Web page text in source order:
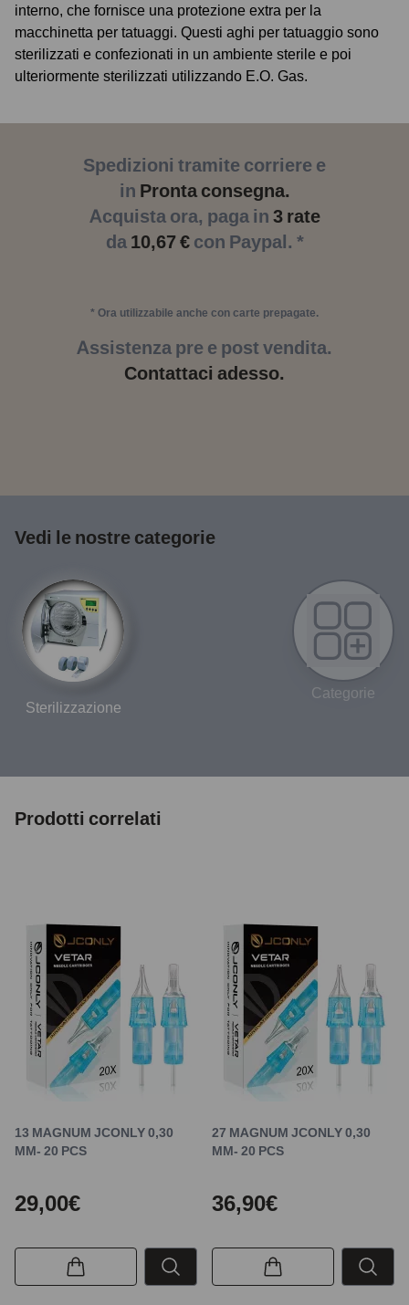
interno, che fornisce una protezione extra per la
macchinetta per tatuaggi. Questi aghi per tatuaggio sono
sterilizzati e confezionati in un ambiente sterile e poi
ulteriormente sterilizzati utilizzando E.O. Gas.
Spedizioni tramite corriere e
in Pronta consegna.
Acquista ora, paga in 3 rate
da 10,67 €con Paypal. *
* Ora utilizzabile anche con carte prepagate.
Assistenza pre e post vendita.
Contattaci adesso.
Vedi le nostre categorie
Sterilizzazione
Categorie
Prodotti correlati
13 MAGNUM JCONLY 0,30
MM- 20 PCS
29,00€
27 MAGNUM JCONLY 0,30
MM- 20 PCS
36,90€